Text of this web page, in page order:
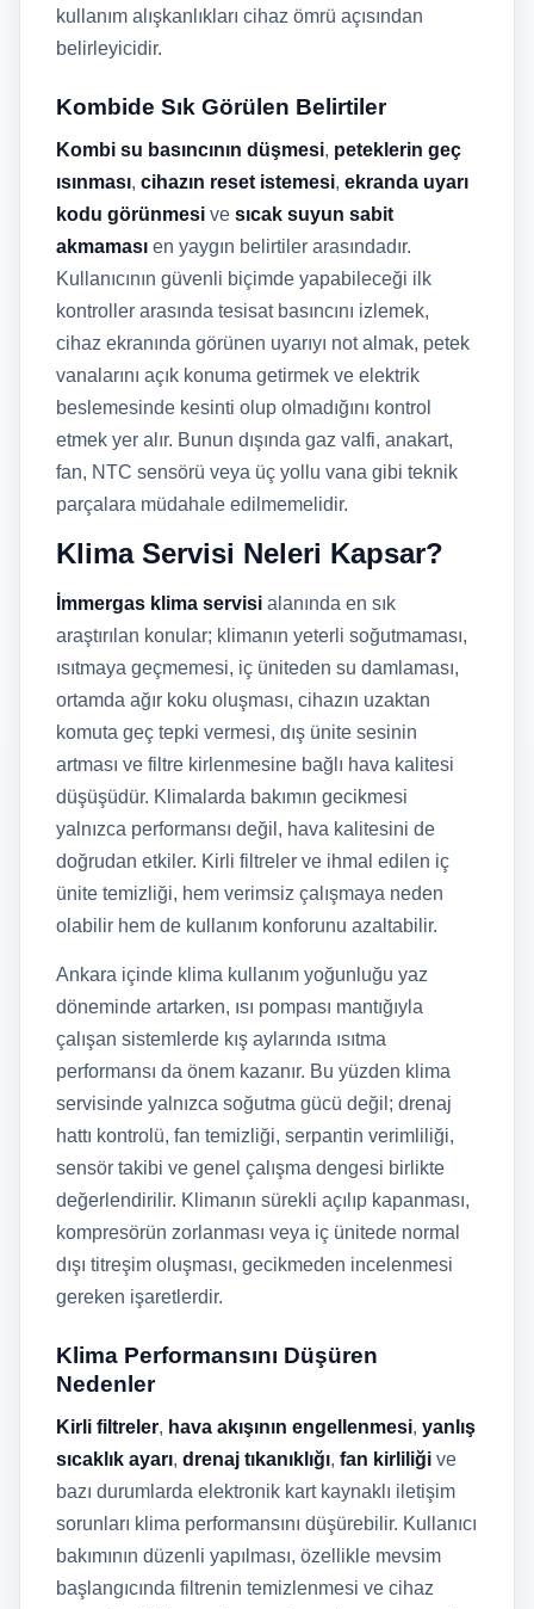
kullanım alışkanlıkları cihaz ömrü açısından
belirleyicidir.
Kombide Sık Görülen Belirtiler
Kombi su basıncının düşmesi, peteklerin geç
ısınması, cihazın reset istemesi, ekranda uyarı
kodu görünmesi ve sıcak suyun sabit
akmaması en yaygın belirtiler arasındadır.
Kullanıcının güvenli biçimde yapabileceği ilk
kontroller arasında tesisat basıncını izlemek,
cihaz ekranında görünen uyarıyı not almak, petek
vanalarını açık konuma getirmek ve elektrik
beslemesinde kesinti olup olmadığını kontrol
etmek yer alır. Bunun dışında gaz valfi, anakart,
fan, NTC sensörü veya üç yollu vana gibi teknik
parçalara müdahale edilmemelidir.
Klima Servisi Neleri Kapsar?
İmmergas klima servisi alanında en sık
araştırılan konular; klimanın yeterli soğutmaması,
ısıtmaya geçmemesi, iç üniteden su damlaması,
ortamda ağır koku oluşması, cihazın uzaktan
komuta geç tepki vermesi, dış ünite sesinin
artması ve filtre kirlenmesine bağlı hava kalitesi
düşüşüdür. Klimalarda bakımın gecikmesi
yalnızca performansı değil, hava kalitesini de
doğrudan etkiler. Kirli filtreler ve ihmal edilen iç
ünite temizliği, hem verimsiz çalışmaya neden
olabilir hem de kullanım konforunu azaltabilir.
Ankara içinde klima kullanım yoğunluğu yaz
döneminde artarken, ısı pompası mantığıyla
çalışan sistemlerde kış aylarında ısıtma
performansı da önem kazanır. Bu yüzden klima
servisinde yalnızca soğutma gücü değil; drenaj
hattı kontrolü, fan temizliği, serpantin verimliliği,
sensör takibi ve genel çalışma dengesi birlikte
değerlendirilir. Klimanın sürekli açılıp kapanması,
kompresörün zorlanması veya iç ünitede normal
dışı titreşim oluşması, gecikmeden incelenmesi
gereken işaretlerdir.
Klima Performansını Düşüren
Nedenler
Kirli filtreler, hava akışının engellenmesi, yanlış
sıcaklık ayarı, drenaj tıkanıklığı, fan kirliliği ve
bazı durumlarda elektronik kart kaynaklı iletişim
sorunları klima performansını düşürebilir. Kullanıcı
bakımının düzenli yapılması, özellikle mevsim
başlangıcında filtrenin temizlenmesi ve cihaz